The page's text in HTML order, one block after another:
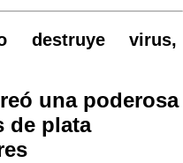
destruye virus,
una poderosa
de plata